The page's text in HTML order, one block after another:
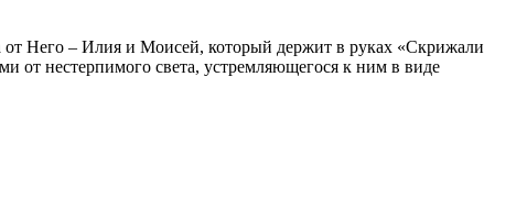
от Него – Илия и Моисей, который держит в руках «Скрижали
от нестерпимого света, устремляющегося к ним в виде